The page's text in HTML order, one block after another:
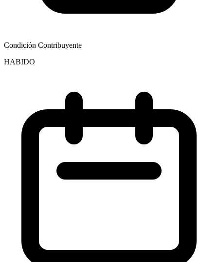
Condición Contribuyente
HABIDO